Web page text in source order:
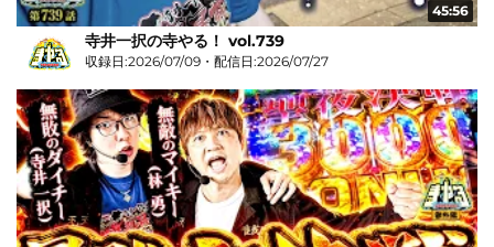
45:56
寺井一択の寺やる！ vol.739
収録日:2026/07/09・配信日:2026/07/27